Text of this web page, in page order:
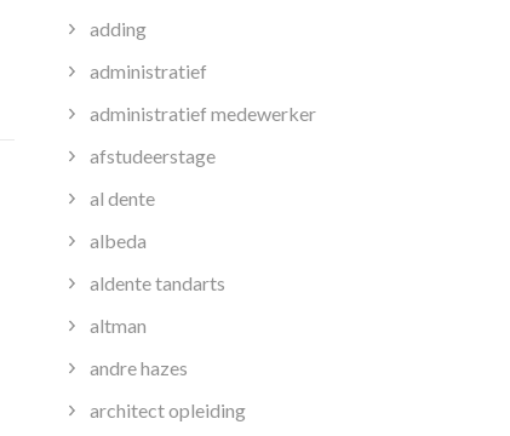
adding
administratief
administratief medewerker
afstudeerstage
al dente
albeda
aldente tandarts
altman
andre hazes
architect opleiding